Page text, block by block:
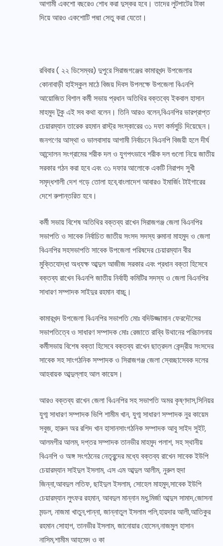
আগামী একশো বছরেও শোধ করা দুস্কর হবে। তাদের লুটপাটের টাকা
দিয়ে আরও একশোটি পদ্মা সেতু করা যেতো।
রবিবার ( ২২ ডিসেম্বর) দুপুরে সিরাজগঞ্জের কামারখন্দ উপজেলার
কোনাবাড়ী হাইস্কুল মাঠে বিজয় দিবস উপলক্ষে উপজেলা বিএনপি
আয়োজিত বিশাল কর্মী সভায় প্রধান অতিথির বক্তব্যে ইকবাল হাসান
মাহমুদ টুকু এই সব কথা বলেন। তিনি আরও বলেন,বিএনপির ভারপ্রাপ্ত
চেয়ারম্যান তারেক রহমান রাস্ট্র সংস্কারের ৩১ দফা কর্মসুচি দিয়েছেন।
জনগণের আস্থা ও ভালবাসায় আগামী নির্বাচনে বিএনপি বিজয়ী হলে দীর্ঘ
আন্দোলন সংগ্রামের শরীক দল ও যুগপৎভাবে শরীক দল গুলো নিয়ে জাতীয়
সরকার গঠন করা হবে এবং ৩১ দফার আলোকে একটি নিরাপদ সুখী
সমৃদ্ধশালী দেশ গড়ে তোলা হবে,বাংলাদেশ আবারও ইমার্জিং টাইগারের
দেশে রুপান্তরিত হবে।
কর্মী সভায় বিশেষ অতিথির বক্তব্য রাখেন সিরাজগঞ্জ জেলা বিএনপির
সভাপতি ও সাবেক নির্বাচিত জাতীয় সংসদ সদস্য রুমানা মাহমুদ ও জেলা
বিএনপির সহসভাপতি সাবেক উপজেলা পরিষদের চেয়ারম্যান বীর
মুক্তিযোদ্ধা অধ্যক্ষ আব্দুল আজীজ সরকার এবং প্রধান বক্তা হিসেবে
বক্তব্য রাখেন বিএনপি জাতীয় নির্বাহী কমিটির সদস্য ও জেলা বিএনপির
সাধারণ সম্পাদক সাইদুর রহমান বাচ্চু।
কামারখন্দ উপজেলা বিএনপির সভাপতি মোঃ বদিউজ্জামান ফেরদৌসের
সভাপতিত্বে ও সাধারণ সম্পাদক মোঃ রেজাতে রাব্বি উথানের পরিচালনায়
কর্মীসভায় বিশেষ বক্তা হিসেবে বক্তব্য রাখেন ছাত্রদল কেন্দ্রীয় সংসদের
সাবেক সহ সাংগঠনিক সম্পাদক ও সিরাজগঞ্জ জেলা স্বেচ্ছাসেবক দলের
আহবায়ক আব্দুল্লাহ আল কায়েস।
আরও বক্তব্য রাখেন জেলা বিএনপির সহ সভাপতি অমর কৃষ্ণদাস,সিনিয়র
যুগ্ম সাধারণ সম্পাদক ভিপি শামীম খান, যুগ্ম সাধারণ সম্পাদক নুর কায়েম
সবুজ, হারুন অর রশিদ খান হাসানসাংগঠনিক সম্পাদক আবু সাইদ সুইট,
আলমগীর আলম, দপ্তর সম্পাদক তানভীর মাহমুদ পলাশ, সহ স্থানীয়
বিএনপি ও অঙ্গ সংগঠনের নেতৃবৃন্দের মধ্যে বক্তব্য রাখেন সাবেক ইউপি
চেয়ারম্যান সাইদুল ইসলাম, এস এম আব্দুল আলীম, নুরুল হুদা
জিন্না,আবদুল লতিফ, ছাইদুল ইসলাম, সোহেল মাহমুদ,সাবেক ইউপি
চেয়ারম্যান লুৎফর রহমান, আবদুল মান্নান মধু,মির্জা আব্দুস সামাদ,জোসনা
মন্ডল, নাজমা খাতুন,পান্না, জান্নাতুল ইসলাম পলি,হায়দার আলী,আতিকুর
রহমান সোহাগ, তানভীর ইসলাম, জানোয়ার হোসেন,নাজমুল হাসান
নাসিম,শামীম আহমেদ ও কা